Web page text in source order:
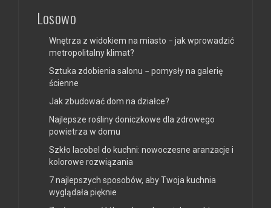
Losowo
Wnętrza z widokiem na miasto − jak wprowadzić
metropolitalny klimat?
Sztuka zdobienia salonu − pomysły na galerię
ścienne
Jak zbudować dom na działce?
Najlepsze rośliny doniczkowe dla zdrowego
powietrza w domu
Szkło lacobel do kuchni: nowoczesne aranżacje i
kolorowe rozwiązania
7 najlepszych sposobów, aby Twoja kuchnia
wyglądała pięknie